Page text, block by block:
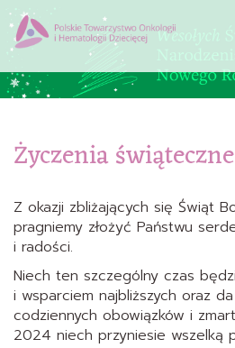
Życzenia świąteczne
Z okazji zbliżających się Świąt
pragniemy złożyć Państwu
i radości.
Niech ten szczególny czas
i wsparciem najbliższych oraz
codziennych obowiązków i
2024 niech przyniesie wszelką